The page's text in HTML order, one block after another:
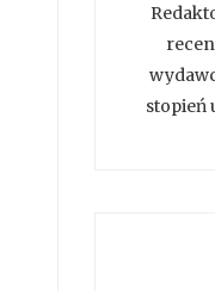
stopień